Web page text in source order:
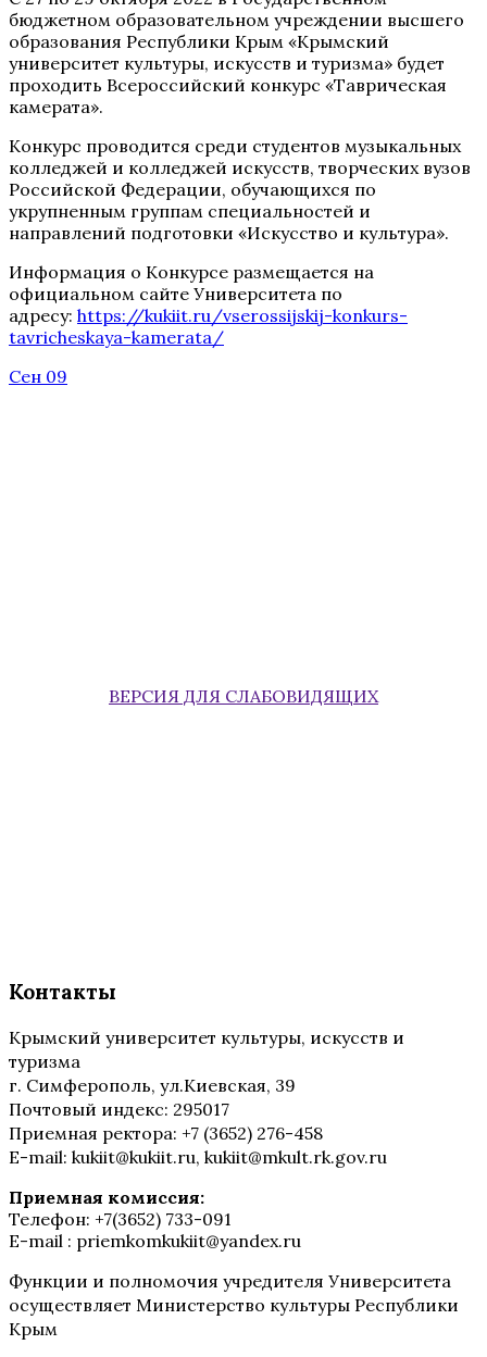
бюджетном образовательном учреждении высшего
образования Республики Крым «Крымский
университет культуры, искусств и туризма» будет
проходить Всероссийский конкурс «Таврическая
камерата».
Конкурс проводится среди студентов музыкальных
колледжей и колледжей искусств, творческих вузов
Российской Федерации, обучающихся по
укрупненным группам специальностей и
направлений подготовки «Искусство и культура».
Информация о Конкурсе размещается на
официальном сайте Университета по
адресу: https://kukiit.ru/vserossijskij-konkurs-
tavricheskaya-kamerata/
Сен 09
ВЕРСИЯ ДЛЯ СЛАБОВИДЯЩИХ
Контакты
Крымский университет культуры, искусств и
туризма
г. Симферополь, ул.Киевская, 39
Почтовый индекс: 295017
Приемная ректора: +7 (3652) 276-458
E-mail: kukiit@kukiit.ru, kukiit@mkult.rk.gov.ru
Приемная комиссия:
Телефон: +7(3652) 733-091
E-mail : priemkomkukiit@yandex.ru
Функции и полномочия учредителя Университета
осуществляет Министерство культуры Республики
Крым